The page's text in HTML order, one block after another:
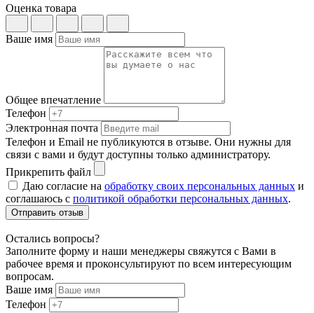
Оценка товара
Ваше имя
Общее впечатление
Телефон
Электронная почта
Телефон и Email не публикуются в отзыве. Они нужны для
связи с вами и будут доступны только администратору.
Прикрепить файл
Даю согласие на обработку своих персональных данных и
соглашаюсь с политикой обработки персональных данных.
Отправить отзыв
Остались вопросы?
Заполните форму и наши менеджеры свяжутся с Вами в
рабочее время и проконсультируют по всем интересующим
вопросам.
Ваше имя
Телефон